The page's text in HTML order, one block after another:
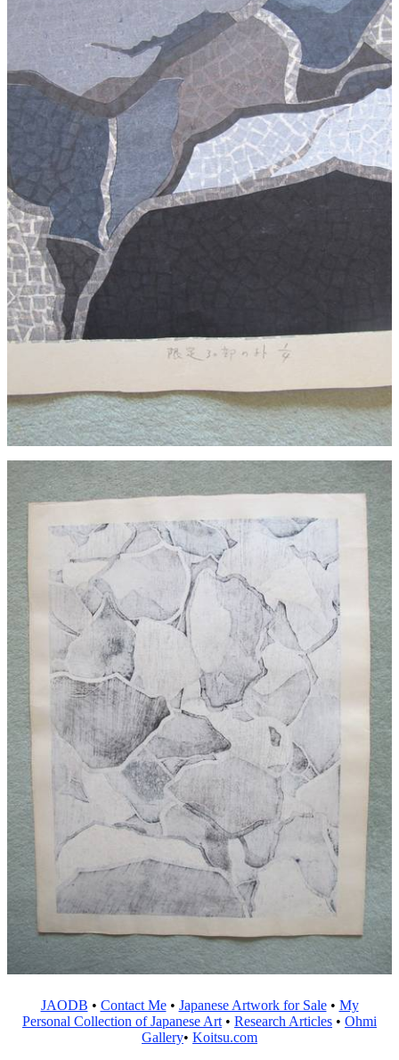
JAODB • Contact Me• Japanese Artwork for Sale• My
Personal Collection of Japanese Art • Research Articles • Ohmi
Gallery• Koitsu.com